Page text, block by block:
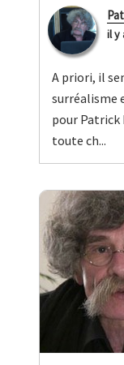
il y
A priori, il
surréalisme
pour
toute ch...